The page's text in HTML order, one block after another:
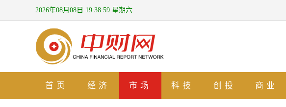
2026年08月08日 19:39:00 星期六
首页 经济 市场 科技 创投 商业